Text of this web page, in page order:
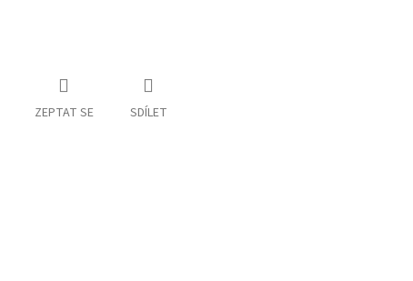
ZEPTAT SE SDÍLET